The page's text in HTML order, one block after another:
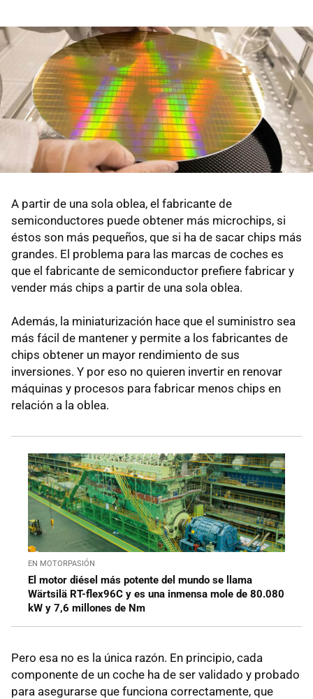
A partir de una sola oblea, el fabricante de
semiconductores puede obtener más microchips, si
éstos son más pequeños, que si ha de sacar chips más
grandes. El problema para las marcas de coches es
que el fabricante de semiconductor prefiere fabricar y
vender más chips a partir de una sola oblea.
Además, la miniaturización hace que el suministro sea
más fácil de mantener y permite a los fabricantes de
chips obtener un mayor rendimiento de sus
inversiones. Y por eso no quieren invertir en renovar
máquinas y procesos para fabricar menos chips en
relación a la oblea.
EN MOTORPASIÓN
El motor diésel más potente del mundo se llama
Wärtsilä RT-flex96C y es una inmensa mole de 80.080
kW y 7,6 millones de Nm
Pero esa no es la única razón. En principio, cada
componente de un coche ha de ser validado y probado
para asegurarse que funciona correctamente, que